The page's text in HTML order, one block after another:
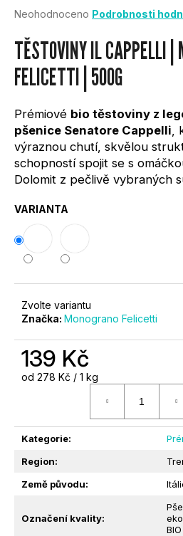
Průměrné
produktu
0,0
z
hvězdiček.
Neohodnoceno Podrobnosti
TĚSTOVINY IL CAPPELLI |
FELICETTI | 500G
Prémiové bio těstoviny z
pšenice Senatore Cappelli
výraznou chutí, skvělou
schopností spojit se s
Dolomit z pečlivě vybraných
VARIANTA
Zvolte variantu
Značka: Monograno Felicetti
139 Kč
Měrná
od 278 Kč / 1 kg
Kategorie:
Region:
Země původu:
Označení kvality:
BIO
Í
T
?
HLEDAT
D
O
U
CANOVA
VERONESE
ROSSO
IGT
DEI